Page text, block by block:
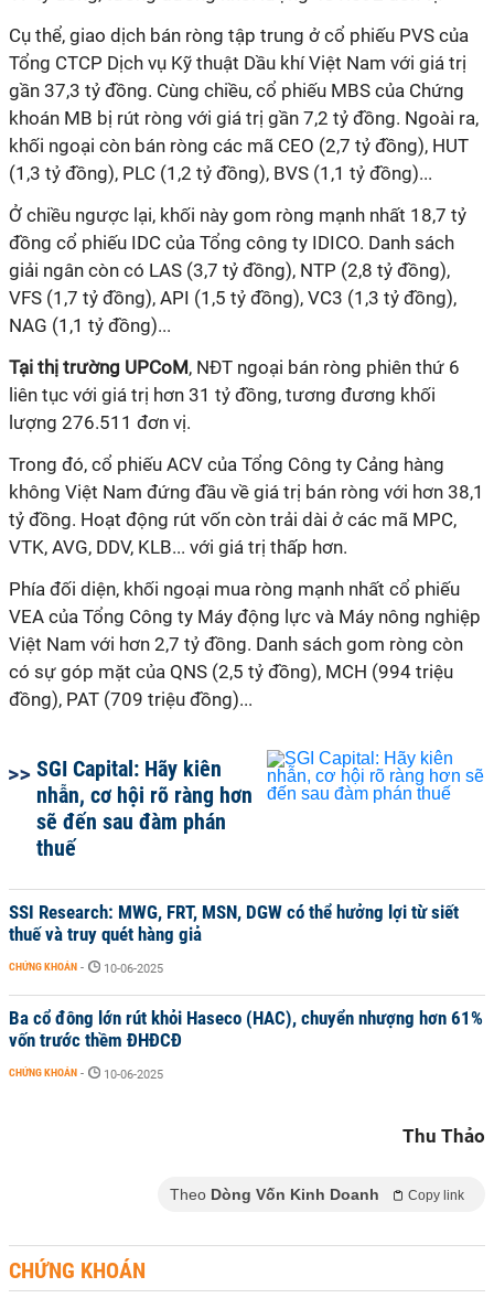
Cụ thể, giao dịch bán ròng tập trung ở cổ phiếu PVS của
Tổng CTCP Dịch vụ Kỹ thuật Dầu khí Việt Nam với giá trị
gần 37,3 tỷ đồng. Cùng chiều, cổ phiếu MBS của Chứng
khoán MB bị rút ròng với giá trị gần 7,2 tỷ đồng. Ngoài ra,
khối ngoại còn bán ròng các mã CEO (2,7 tỷ đồng), HUT
(1,3 tỷ đồng), PLC (1,2 tỷ đồng), BVS (1,1 tỷ đồng)...
Ở chiều ngược lại, khối này gom ròng mạnh nhất 18,7 tỷ
đồng cổ phiếu IDC của Tổng công ty IDICO. Danh sách
giải ngân còn có LAS (3,7 tỷ đồng), NTP (2,8 tỷ đồng),
VFS (1,7 tỷ đồng), API (1,5 tỷ đồng), VC3 (1,3 tỷ đồng),
NAG (1,1 tỷ đồng)...
Tại thị trường UPCoM, NĐT ngoại bán ròng phiên thứ 6
liên tục với giá trị hơn 31 tỷ đồng, tương đương khối
lượng 276.511 đơn vị.
Trong đó, cổ phiếu ACV của Tổng Công ty Cảng hàng
không Việt Nam đứng đầu về giá trị bán ròng với hơn 38,1
tỷ đồng. Hoạt động rút vốn còn trải dài ở các mã MPC,
VTK, AVG, DDV, KLB... với giá trị thấp hơn.
Phía đối diện, khối ngoại mua ròng mạnh nhất cổ phiếu
VEA của Tổng Công ty Máy động lực và Máy nông nghiệp
Việt Nam với hơn 2,7 tỷ đồng. Danh sách gom ròng còn
có sự góp mặt của QNS (2,5 tỷ đồng), MCH (994 triệu
đồng), PAT (709 triệu đồng)...
SGI Capital: Hãy kiên
nhẫn, cơ hội rõ ràng hơn
sẽ đến sau đàm phán
thuế
SSI Research: MWG, FRT, MSN, DGW có thể hưởng lợi từ siết
thuế và truy quét hàng giả
CHỨNG KHOÁN - 10-06-2025
Ba cổ đông lớn rút khỏi Haseco (HAC), chuyển nhượng hơn 61%
vốn trước thềm ĐHĐCĐ
CHỨNG KHOÁN - 10-06-2025
Thu Thảo
Theo Dòng Vốn Kinh Doanh Copy link
CHỨNG KHOÁN